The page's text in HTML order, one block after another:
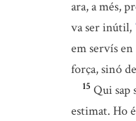
ara, a més,
va ser inútil,
em servís en
força, sinó
15 Qui sap
estimat. Ho